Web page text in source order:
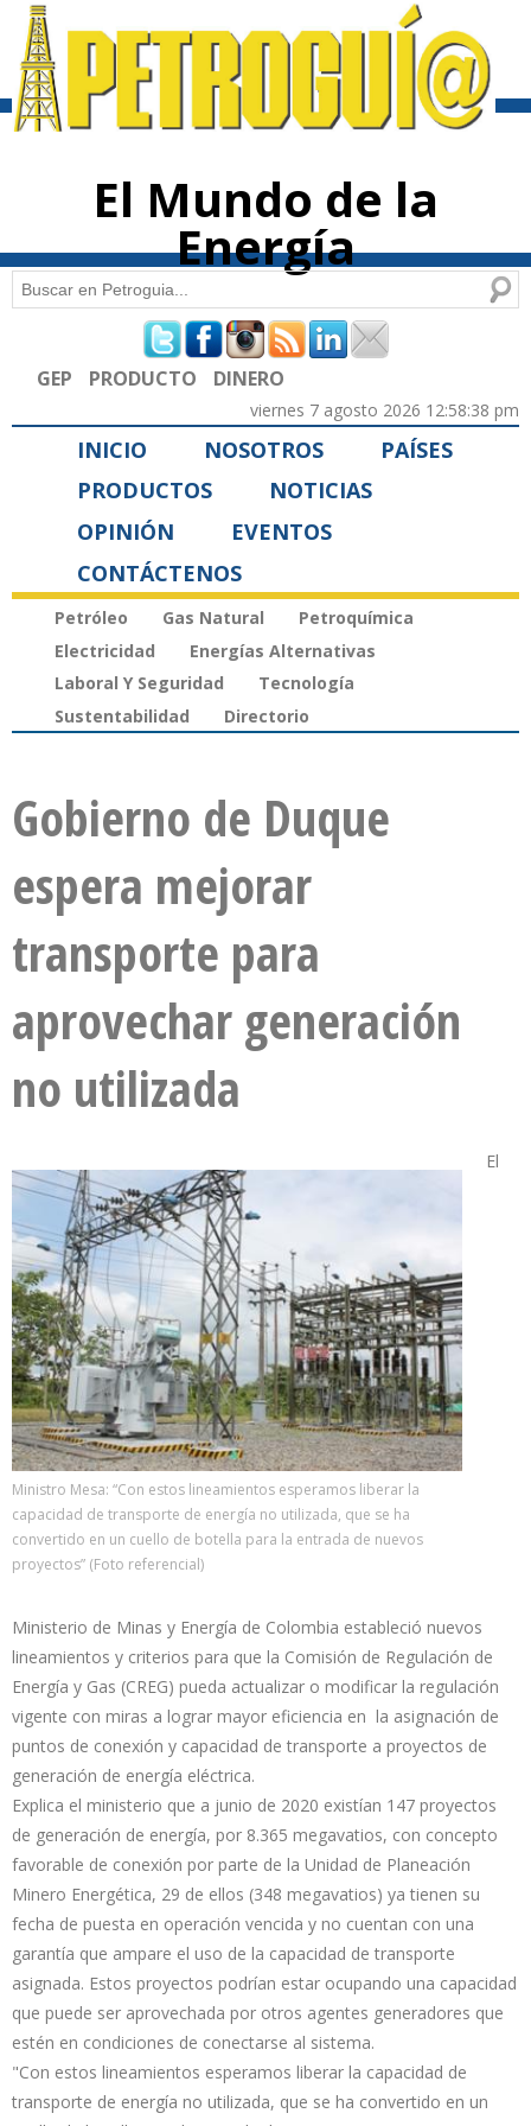
contenido
El Mundo de la
Energía
Formulario de búsqueda
Buscar
GEP PRODUCTO DINERO
viernes 7 agosto 2026 12:58:38 pm
INICIO NOSOTROS
PAÍSES
PRODUCTOS
NOTICIAS
OPINIÓN
EVENTOS
CONTÁCTENOS
Petróleo Gas Natural
Petroquímica
Electricidad
Energías Alternativas
Laboral Y Seguridad
Tecnología
Sustentabilidad
Directorio
Gobierno de Duque
espera mejorar
transporte para
aprovechar generación
no utilizada
Ministro Mesa: “Con estos lineamientos esperamos liberar la
capacidad de transporte de energía no utilizada, que se ha
convertido en un cuello de botella para la entrada de nuevos
proyectos” (Foto referencial)
El
Ministerio de Minas y Energía de Colombia estableció nuevos
lineamientos y criterios para que la Comisión de Regulación de
Energía y Gas (CREG) pueda actualizar o modificar la regulación
vigente con miras a lograr mayor eficiencia en la asignación de
puntos de conexión y capacidad de transporte a proyectos de
generación de energía eléctrica.
Explica el ministerio que a junio de 2020 existían 147 proyectos
de generación de energía, por 8.365 megavatios, con concepto
favorable de conexión por parte de la Unidad de Planeación
Minero Energética, 29 de ellos (348 megavatios) ya tienen su
fecha de puesta en operación vencida y no cuentan con una
garantía que ampare el uso de la capacidad de transporte
asignada. Estos proyectos podrían estar ocupando una capacidad
que puede ser aprovechada por otros agentes generadores que
estén en condiciones de conectarse al sistema.
"Con estos lineamientos esperamos liberar la capacidad de
transporte de energía no utilizada, que se ha convertido en un